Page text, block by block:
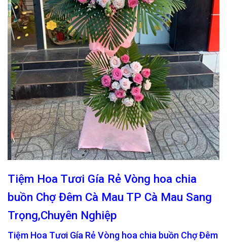
Tiệm Hoa Tươi Gía Rẻ Vòng hoa chia
buồn Chợ Đêm Cà Mau TP Cà Mau Sang
Trọng,Chuyên Nghiệp
Tiệm Hoa Tươi Gía Rẻ Vòng hoa chia buồn Chợ Đêm